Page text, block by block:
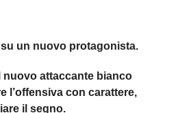
su un nuovo protagonista.
nuovo attaccante bianco
l’offensiva con carattere,
il segno.